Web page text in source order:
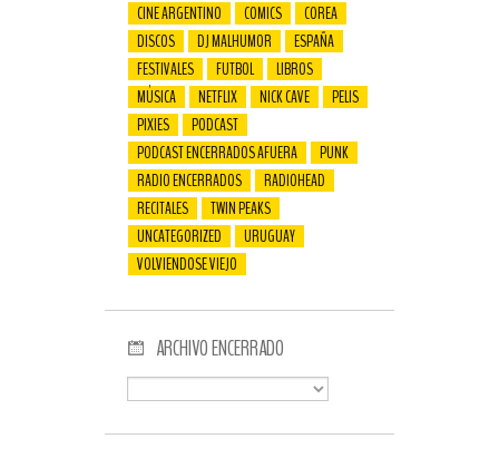
CINE ARGENTINO
COMICS
COREA
DISCOS
DJ MALHUMOR
ESPAÑA
FESTIVALES
FUTBOL
LIBROS
MÚSICA
NETFLIX NICK CAVE
PELIS
PIXIES
PODCAST
PODCAST ENCERRADOS AFUERA
PUNK
RADIO ENCERRADOS
RADIOHEAD
RECITALES
TWIN PEAKS
UNCATEGORIZED
URUGUAY
VOLVIENDOSE VIEJO
ARCHIVO ENCERRADO